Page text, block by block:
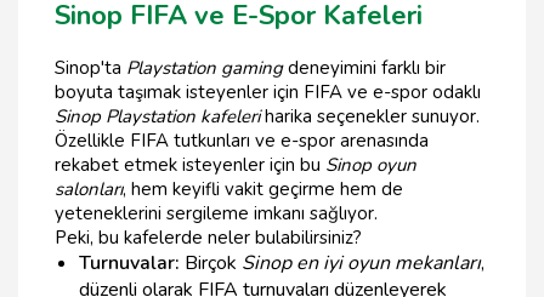
Sinop FIFA ve E-Spor Kafeleri
Sinop'ta Playstation gamingdeneyimini farklı bir
boyuta taşımak isteyenler için FIFA ve e-spor odaklı
Sinop Playstation kafeleriharika seçenekler sunuyor.
Özellikle FIFA tutkunları ve e-spor arenasında
rekabet etmek isteyenler için bu Sinop oyun
salonları, hem keyifli vakit geçirme hem de
yeteneklerini sergileme imkanı sağlıyor.
Peki, bu kafelerde neler bulabilirsiniz?
Turnuvalar: Birçok Sinop en iyi oyun mekanları,
düzenli olarak FIFA turnuvaları düzenleyerek